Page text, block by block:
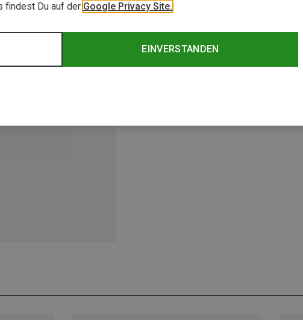
findest Du auf der Google Privacy Site.
EINVERSTANDEN